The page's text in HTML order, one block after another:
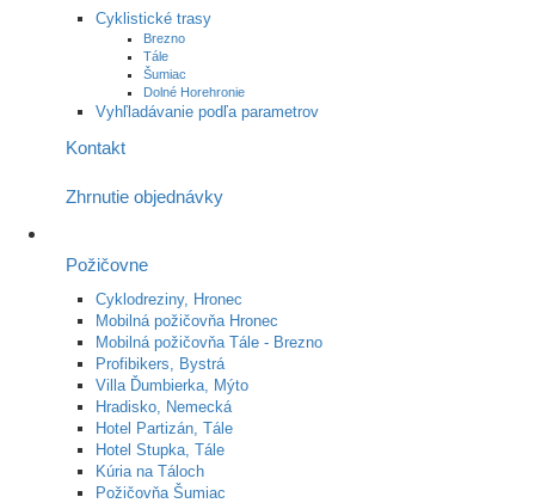
Cyklistické trasy
Brezno
Tále
Šumiac
Dolné Horehronie
Vyhľladávanie podľa parametrov
Kontakt
Zhrnutie objednávky
Požičovne
Cyklodreziny, Hronec
Mobilná požičovňa Hronec
Mobilná požičovňa Tále - Brezno
Profibikers, Bystrá
Villa Ďumbierka, Mýto
Hradisko, Nemecká
Hotel Partizán, Tále
Hotel Stupka, Tále
Kúria na Táloch
Požičovňa Šumiac